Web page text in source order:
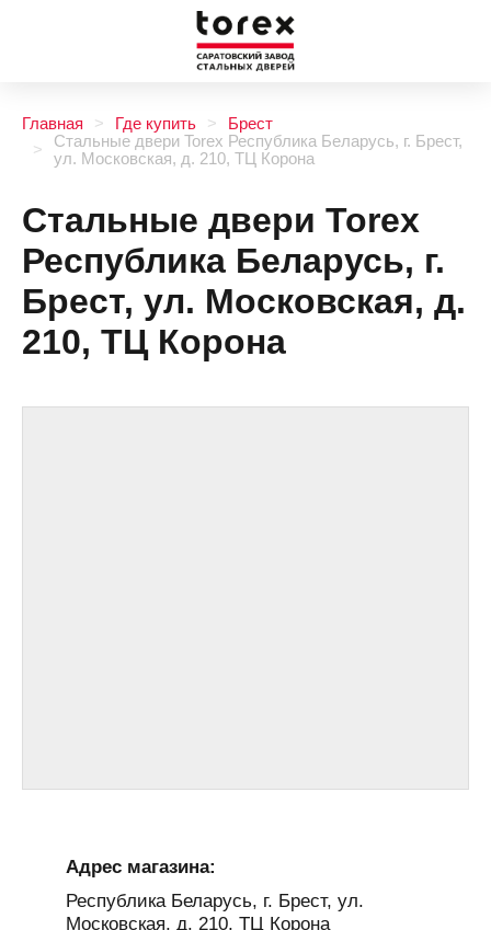
Главная Где купить
Брест
Стальные двери Torex Республика Беларусь, г. Брест,
ул. Московская, д. 210, ТЦ Корона
Стальные двери Torex
Республика Беларусь, г.
Брест, ул. Московская, д.
210, ТЦ Корона
Адрес магазина:
Республика Беларусь, г. Брест, ул.
Московская, д. 210, ТЦ Корона